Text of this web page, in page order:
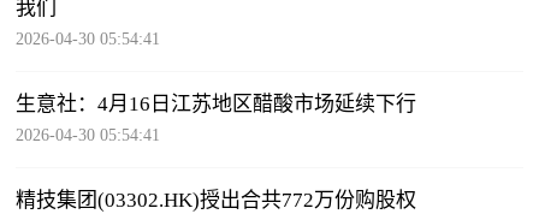
我们
2026-04-30 05:54:41
生意社：4月16日江苏地区醋酸市场延续下行
2026-04-30 05:54:41
精技集团(03302.HK)授出合共772万份购股权